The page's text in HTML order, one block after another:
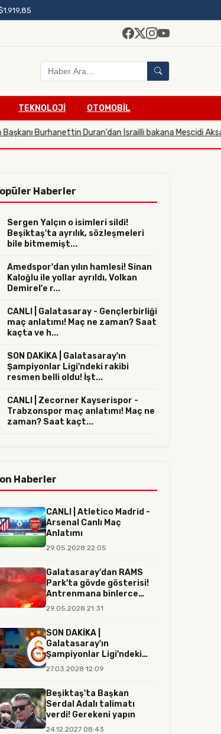
TEKNOLOJİ OTOMOBİL
Burhanettin Duran'dan İsrailli bakana Mescidi Aksa tepkisi
Haberler
Sergen Yalçın o isimleri sildi!
Beşiktaş'ta ayrılık, sözleşmeleri
bile bitmemişt...
Amedspor'dan yılın hamlesi! Sinan
Kaloğlu ile yollar ayrıldı, Volkan
Demirel'e r...
CANLI | Galatasaray - Gençlerbirliği
maç anlatımı! Maç ne zaman? Saat
kaçta ve h...
SON DAKİKA | Galatasaray'ın
Şampiyonlar Ligi'ndeki rakibi
resmen belli oldu! İşt...
CANLI | Zecorner Kayserispor -
Trabzonspor maç anlatımı! Maç ne
zaman? Saat kaçt...
Haberler
CANLI | Atletico Madrid -
Arsenal Canlı Maç
Anlatımı
29.05.2028 22:05
Galatasaray'dan RAMS
Park'ta gövde gösterisi!
Antrenmana binlerce
tara...
29.05.2028 21:31
SON DAKİKA |
Galatasaray'ın
Şampiyonlar Ligi'ndeki
rakibi resmen belli...
27.03.2028 12:09
Beşiktaş'ta Başkan
Serdal Adalı talimatı
verdi! Gerekeni yapın
24.12.2027 08:43